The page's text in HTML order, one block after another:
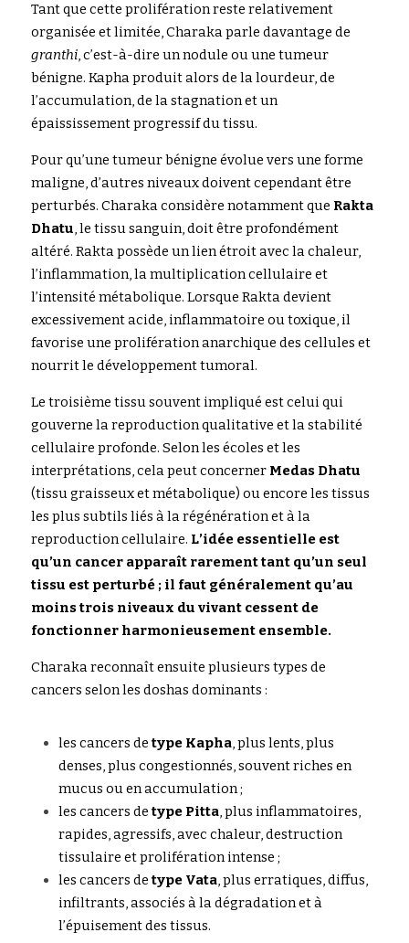
Tant que cette prolifération reste relativement
organisée et limitée, Charaka
granthi, c’est-à-dire un nodule ou une tumeur
bénigne. Kapha produit alors de la lourdeur, de
l’accumulation, de la stagnation et un
épaississement progressif du tissu.
Pour qu’une tumeur bénigne évolue vers une forme
maligne, d’autres niveaux doivent cependant être
perturbés. Charaka considère notamment que Rakta
Dhatu, le tissu sanguin, doit être profondément
altéré. Rakta possède un lien étroit avec la chaleur,
l’inflammation, la multiplication cellulaire et
l’intensité métabolique. Lorsque Rakta devient
excessivement acide, inflammatoire ou toxique, il
favorise une prolifération anarchique des cellules et
nourrit le développement tumoral.
Le troisième tissu souvent impliqué est celui qui
gouverne la reproduction qualitative et la stabilité
cellulaire profonde. Selon les écoles et les
interprétations, cela peut concerner Medas Dhatu
(tissu graisseux et métabolique) ou encore les tissus
les plus subtils liés à la régénération et à la
reproduction cellulaire. L’idée essentielle est
qu’un cancer apparaît rarement tant qu’un seul
tissu est perturbé ; il faut généralement qu’au
moins trois niveaux du vivant cessent de
fonctionner harmonieusement ensemble.
Charaka reconnaît ensuite plusieurs types de
cancers selon les doshas dominants :
les cancers de type Kapha, plus lents, plus
denses, plus congestionnés, souvent riches en
mucus ou en accumulation ;
les cancers de type Pitta, plus inflammatoires,
rapides, agressifs, avec chaleur, destruction
tissulaire et prolifération intense ;
les cancers de type Vata, plus erratiques, diffus,
infiltrants, associés à la dégradation et à
l’épuisement des tissus.